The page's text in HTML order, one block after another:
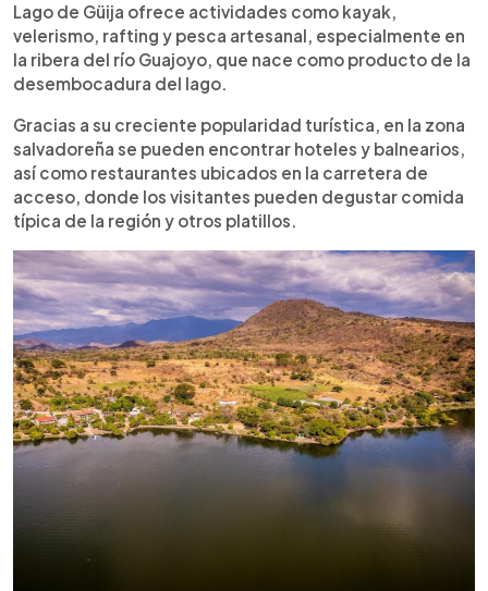
Lago de Güija ofrece actividades como kayak,
velerismo, rafting y pesca artesanal, especialmente en
la ribera del río Guajoyo, que nace como producto de la
desembocadura del lago.
Gracias a su creciente popularidad turística, en la zona
salvadoreña se pueden encontrar hoteles y balnearios,
así como restaurantes ubicados en la carretera de
acceso, donde los visitantes pueden degustar comida
típica de la región y otros platillos.